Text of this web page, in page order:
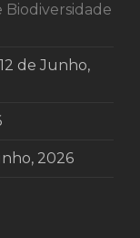
Biodiversidade
12 de Junho,
2026